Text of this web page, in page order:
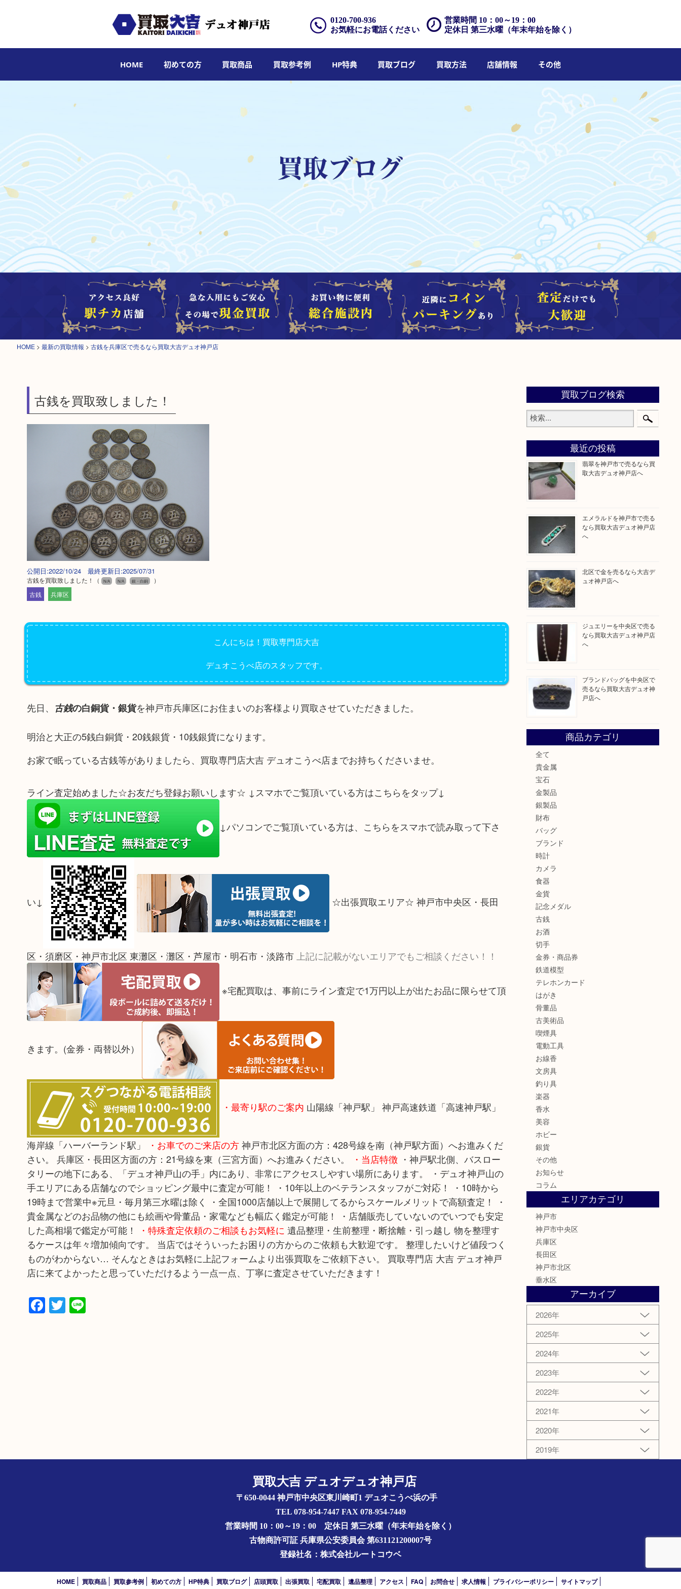
営業時間 10：00～19：00
定休日 第三水曜（年末年始を除く）
0120-700-936
お気軽にお電話ください
HOME 初めての方 買取商品 買取参考例 HP特典 買取ブログ 買取方法 店舗情報 その他
HOME > 最新の買取情報 > 古銭を兵庫区で売るなら買取大吉デュオ神戸店
古銭を買取致しました！
公開日:2022/10/24 最終更新日:2025/07/31
古銭を買取致しました！ （ N/A N/A 銀・白銅
）
古銭
兵庫区
こんにちは！買取専門店大吉
デュオこうべ店のスタッフです。
先日、 古銭の白銅貨・銀貨を神戸市兵庫区にお住まいのお客様より買取させていただきました。
明治と大正の5銭白銅貨・20銭銀貨・10銭銀貨になります。
お家で眠っている古銭等がありましたら、買取専門店大吉 デュオこうべ店までお持ちくださいませ。
ライン査定始めました☆お友だち登録お願いします☆ ↓スマホでご覧頂いている方はこちらをタップ↓
↓パソコンでご覧頂いている方は、こちらをスマホで読み取って下さ
い↓ ☆出張買取エリア☆ 神戸市中央区・長田
区・須磨区・神戸市北区 東灘区・灘区・芦屋市・明石市・淡路市 上記に記載がないエリアでもご相談ください！！
※宅配買取は、事前にライン査定で1万円以上が出たお品に限らせて頂
きます。(金券・両替以外）
・最寄り駅のご案内 山陽線「神戸駅」 神戸高速鉄道「高速神戸駅」
海岸線「ハーバーランド駅」 ・お車でのご来店の方神戸市北区方面の方：428号線を南（神戸駅方面）へお進みくだ
さい。 兵庫区・長田区方面の方：21号線を東（三宮方面）へお進みください。
・当店特徴 ・神戸駅北側、バスロー
タリーの地下にある、「デュオ神戸山の手」内にあり、非常にアクセスしやすい場所にあります。 ・デュオ神戸山の
手エリアにある店舗なのでショッピング最中に査定が可能！ ・10年以上のベテランスタッフがご対応！ ・10時から
19時まで営業中※元旦・毎月第三水曜は除く ・全国1000店舗以上で展開してるからスケールメリットで高額査定！ ・
貴金属などのお品物の他にも絵画や骨董品・家電なども幅広く鑑定が可能！ ・店舗販売していないのでいつでも安定
した高相場で鑑定が可能！
・特殊査定依頼のご相談もお気軽に 遺品整理・生前整理・断捨離・引っ越し 物を整理す
るケースは年々増加傾向です。 当店ではそういったお困りの方からのご依頼も大歓迎です。 整理したいけど値段つく
ものがわからない… そんなときはお気軽に上記フォームより出張買取をご依頼下さい。 買取専門店 大吉 デュオ神戸
店に来てよかったと思っていただけるよう一点一点、丁寧に査定させていただきます！
Facebook
Twitter
Line
買取ブログ検索
最近の投稿
翡翠を神戸市で売るなら買
取大吉デュオ神戸店へ
エメラルドを神戸市で売る
なら買取大吉デュオ神戸店
へ
北区で金を売るなら大吉デ
ュオ神戸店へ
ジュエリーを中央区で売る
なら買取大吉デュオ神戸店
へ
ブランドバッグを中央区で
売るなら買取大吉デュオ神
戸店へ
商品カテゴリ
全て
貴金属
宝石
金製品
銀製品
財布
バッグ
ブランド
時計
カメラ
食器
金貨
記念メダル
古銭
お酒
切手
金券・商品券
鉄道模型
テレホンカード
はがき
骨董品
古美術品
喫煙具
電動工具
お線香
文房具
釣り具
楽器
香水
美容
ホビー
銀貨
その他
お知らせ
コラム
エリアカテゴリ
神戸市
神戸市中央区
兵庫区
長田区
神戸市北区
垂水区
アーカイブ
2026年
2025年
2024年
2023年
2022年
2021年
2020年
2019年
買取大吉 デュオデュオ神戸店
〒650-0044 神戸市中央区東川崎町1 デュオこうべ浜の手
TEL 078-954-7447 FAX 078-954-7449
営業時間 10：00～19：00 定休日 第三水曜（年末年始を除く）
古物商許可証 兵庫県公安委員会 第631121200007号
登録社名：株式会社ルートコウベ
HOME 買取商品 買取参考例 初めての方 HP特典 買取ブログ 店頭買取 出張買取 宅配買取 遺品整理 アクセス FAQ お問合せ 求人情報 プライバシーポリシー サイトマップ